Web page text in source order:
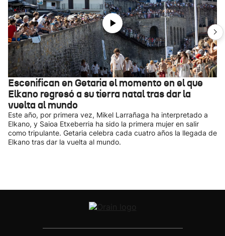
Escenifican en Getaria el momento en el que
Elkano regresó a su tierra natal tras dar la
vuelta al mundo
Este año, por primera vez, Mikel Larrañaga ha interpretado a
Elkano, y Saioa Etxeberria ha sido la primera mujer en salir
como tripulante. Getaria celebra cada cuatro años la llegada de
Elkano tras dar la vuelta al mundo.